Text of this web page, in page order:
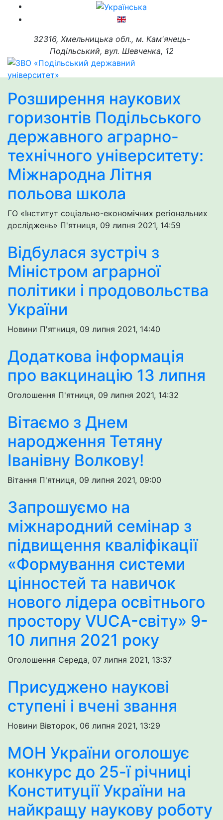
32316, Хмельницька обл., м. Кам'янець-
Подільський, вул. Шевченка, 12
Розширення наукових
горизонтів Подільського
державного аграрно-
технічного університету:
Міжнародна Літня
польова школа
ГО «Інститут соціально-економічних регіональних
досліджень» П'ятниця, 09 липня 2021, 14:59
Відбулася зустріч з
Міністром аграрної
політики і продовольства
України
Новини П'ятниця, 09 липня 2021, 14:40
Додаткова інформація
про вакцинацію 13 липня
Оголошення П'ятниця, 09 липня 2021, 14:32
Вітаємо з Днем
народження Тетяну
Іванівну Волкову!
Вітання П'ятниця, 09 липня 2021, 09:00
Запрошуємо на
міжнародний семінар з
підвищення кваліфікації
«Формування системи
цінностей та навичок
нового лідера освітнього
простору VUCA-світу» 9-
10 липня 2021 року
Оголошення Середа, 07 липня 2021, 13:37
Присуджено наукові
ступені і вчені звання
Новини Вівторок, 06 липня 2021, 13:29
МОН України оголошує
конкурс до 25-ї річниці
Конституції України на
найкращу наукову роботу